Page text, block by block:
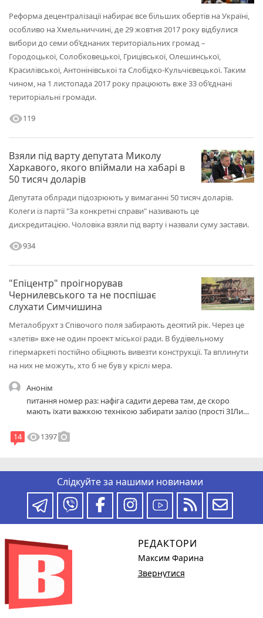
Реформа децентралізації набирає все більших обертів на Україні,
особливо на Хмельниччині, де 29 жовтня 2017 року відбулися
вибори до семи об’єднаних територіальних громад –
Городоцької, Солобковецької, Грицівської, Олешинської,
Красилівської, Антонінівськоі та Слобідко-Кульчієвецької. Таким
чином, на 1 листопада 2017 року працюють вже 33 об’єднані
територіальні громади.
visibility119
Взяли під варту депутата Миколу
Харкавого, якого впіймали на хабарі в
50 тисяч доларів
Депутата облради підозрюють у вимаганні 50 тисяч доларів.
Колеги із партії "За конкретні справи" називають це
дискредитацією. Чоловіка взяли під варту і назвали суму застави.
visibility934
"Епіцентр" проігнорував
Чернилевського та не поспішає
слухати Симчишина
Металобрухт з Співочого поля забирають десятий рік. Через це
«злетів» вже не один проект міської ради. В будівельному
гіпермаркеті постійно обіцяють вивезти конструкції. Та вплинути
на них не можуть, хто б не був у кріслі мера.
Анонім
питання номер раз: нафіга садити дерева там, де скоро
мають їхати важкою технікою забирати залізо (прості ЗІЛи
хочуть зробити футбольні поля? питання три: нафіга ставити
охорону на ці дерева і мучити людей. тупо викинуті гроші на
я шось роблю гарне і корисне. а на ділі нічого то і не зробив.
Одна показуха на тому, чого не треба або на тому, що і так
мало б робитися чи підготовлено до нього. МАРАЗМАТИЗМ
14 visibility1397photo_camera
Слідкуйте за нашими новинами
РЕДАКТОРИ
Максим Фарина
Звернутися